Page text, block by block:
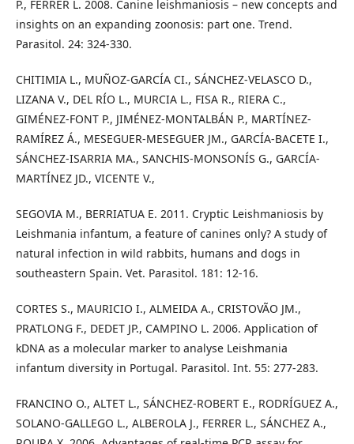
P., FERRER L. 2008. Canine leishmaniosis – new concepts and
insights on an expanding zoonosis: part one. Trend.
Parasitol. 24: 324-330.
CHITIMIA L., MUÑOZ-GARCÍA CI., SÁNCHEZ-VELASCO D.,
LIZANA V., DEL RÍO L., MURCIA L., FISA R., RIERA C.,
GIMÉNEZ-FONT P., JIMÉNEZ-MONTALBÁN P., MARTÍNEZ-
RAMÍREZ Á., MESEGUER-MESEGUER JM., GARCÍA-BACETE I.,
SÁNCHEZ-ISARRIA MA., SANCHIS-MONSONÍS G., GARCÍA-
MARTÍNEZ JD., VICENTE V.,
SEGOVIA M., BERRIATUA E. 2011. Cryptic Leishmaniosis by
Leishmania infantum, a feature of canines only? A study of
natural infection in wild rabbits, humans and dogs in
southeastern Spain. Vet. Parasitol. 181: 12-16.
CORTES S., MAURICIO I., ALMEIDA A., CRISTOVÃO JM.,
PRATLONG F., DEDET JP., CAMPINO L. 2006. Application of
kDNA as a molecular marker to analyse Leishmania
infantum diversity in Portugal. Parasitol. Int. 55: 277-283.
FRANCINO O., ALTET L., SÁNCHEZ-ROBERT E., RODRÍGUEZ A.,
SOLANO-GALLEGO L., ALBEROLA J., FERRER L., SÁNCHEZ A.,